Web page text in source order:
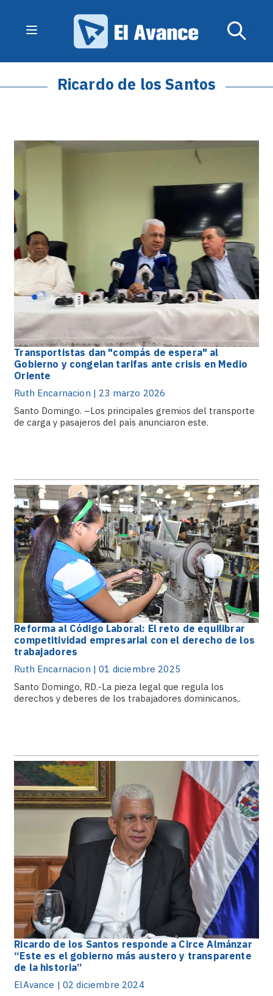
Ricardo de los Santos
Transportistas dan "compás de espera" al
Gobierno y congelan tarifas ante crisis en Medio
Oriente
Ruth Encarnacion | 23 marzo 2026
Santo Domingo. –Los principales gremios del transporte
de carga y pasajeros del paìs anunciaron este.
Reforma al Código Laboral: El reto de equilibrar
competitividad empresarial con el derecho de los
trabajadores
Ruth Encarnacion | 01 diciembre 2025
Santo Domingo, RD.-La pieza legal que regula los
derechos y deberes de los trabajadores dominicanos,.
Ricardo de los Santos responde a Circe Almánzar
“Este es el gobierno más austero y transparente
de la historia”
ElAvance | 02 diciembre 2024